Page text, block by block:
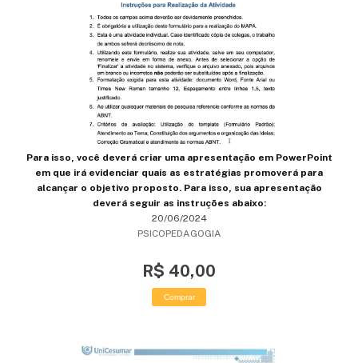
Para isso, você deverá criar uma apresentação em PowerPoint
em que irá evidenciar quais as estratégias promoverá para
alcançar o objetivo proposto. Para isso, sua apresentação
deverá seguir as instruções abaixo:
20/06/2024
PSICOPEDAGOGIA
R$ 40,00
Comprar